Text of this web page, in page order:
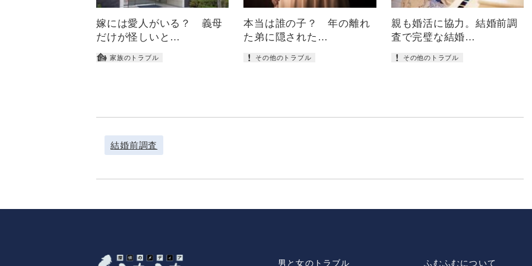
嫁には愛人がいる？ 義母
だけが怪しいと…
家族のトラブル
本当は誰の子？ 年の離れ
た弟に隠された…
その他のトラブル
親も婚活に協力。結婚前調
査で完璧な結婚…
その他のトラブル
結婚前調査
男と女のトラブル ふむふむについて